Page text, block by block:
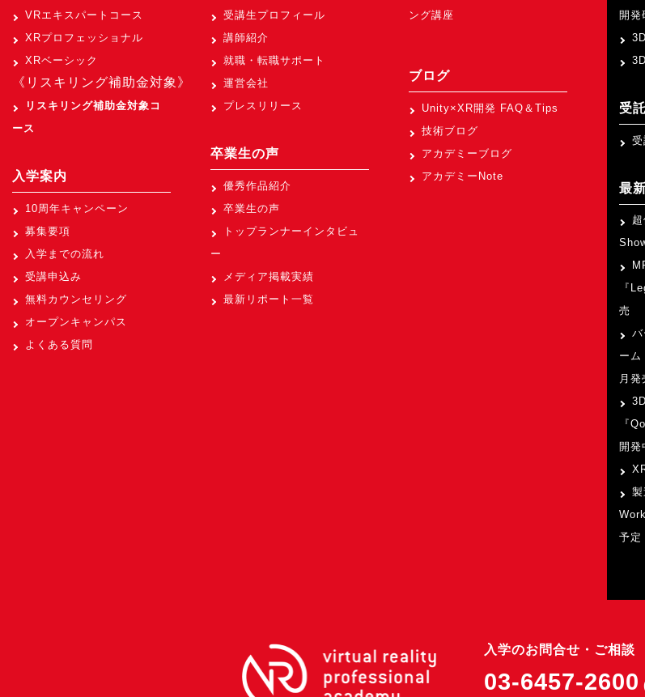
VRエキスパートコース
XRプロフェッショナル
XRベーシック
《リスキリング補助金対象》
リスキリング補助金対象コ
ース
入学案内
10周年キャンペーン
募集要項
入学までの流れ
受講申込み
無料カウンセリング
オープンキャンパス
よくある質問
受講生プロフィール
講師紹介
就職・転職サポート
運営会社
プレスリリース
卒業生の声
優秀作品紹介
卒業生の声
トップランナーインタビュ
ー
メディア掲載実績
最新リポート一覧
ング講座
ブログ
Unity×XR開発 FAQ＆Tips
技術ブログ
アカデミーブログ
アカデミーNote
開発
受
最
『
売
ー
月発
『
開発
予定
入学のお問合せ・ご相談
03-6457-2600